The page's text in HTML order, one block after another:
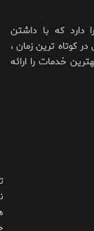
دارد که با داشتن
کوتاه ترین زمان ،
خدمات را ارائه